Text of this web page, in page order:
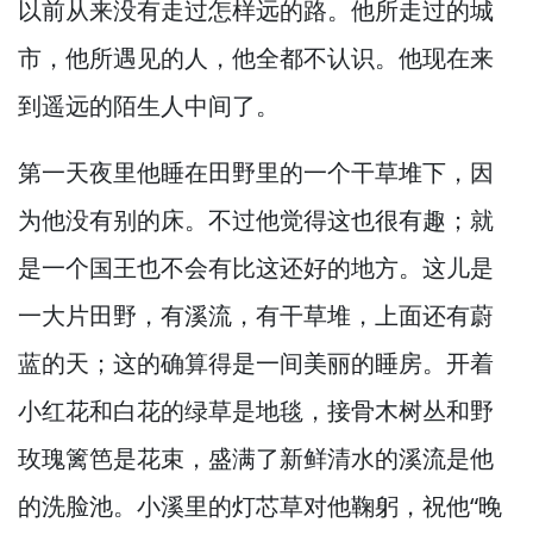
以前从来没有走过怎样远的路。 他所走过的城
市， 他所遇见的人， 他全都不认识。 他现在来
到遥远的陌生人中间了。
第一天夜里他睡在田野里的一个干草堆下， 因
为他没有别的床。 不过他觉得这也很有趣；就
是一个国王也不会有比这还好的地方。 这儿是
一大片田野， 有溪流， 有干草堆， 上面还有蔚
蓝的天；这的确算得是一间美丽的睡房。 开着
小红花和白花的绿草是地毯， 接骨木树丛和野
玫瑰篱笆是花束， 盛满了新鲜清水的溪流是他
的洗脸池。 小溪里的灯芯草对他鞠躬， 祝他“晚